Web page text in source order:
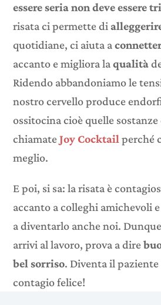
essere seria non deve essere
risata ci permette di
quotidiane, ci aiuta a
accanto e migliora laqualità
Ridendo abbandoniamo le
nostro cervello produce
ossitocina cioè quelle
chiamateJoy Cocktail perché
meglio.
E poi, si sa: la risata è
accanto a colleghi amichevoli
a diventarlo anche noi.
arrivi al lavoro, prova a dire
bel sorriso. Diventa il
contagio felice!